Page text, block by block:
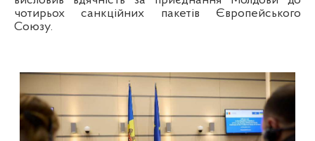
чотирьох санкційних пакетів Європейського
Союзу.